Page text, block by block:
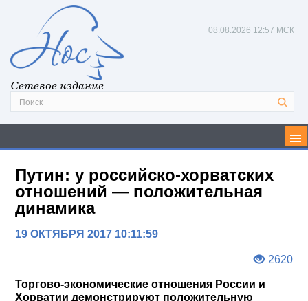
Сетевое издание
08.08.2026 12:57 МСК
Путин: у российско-хорватских
отношений — положительная
динамика
19 ОКТЯБРЯ 2017 10:11:59
2620
Торгово-экономические отношения России и
Хорватии демонстрируют положительную